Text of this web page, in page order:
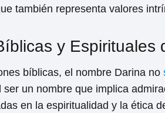
también representa valores
y Espirituales
bíblicas, el nombre Darina no
ser un nombre que implica
en la espiritualidad y la ética